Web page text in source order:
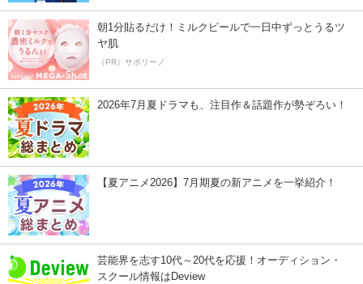
朝1分貼るだけ！ミルクピールで一日中ずっとうるツ
ヤ肌
（PR）サボリーノ
2026年7月夏ドラマも、注目作＆話題作が勢ぞろい！
【夏アニメ2026】7月期夏の新アニメを一挙紹介！
芸能界を志す10代～20代を応援！オーディション・
スクール情報はDeview